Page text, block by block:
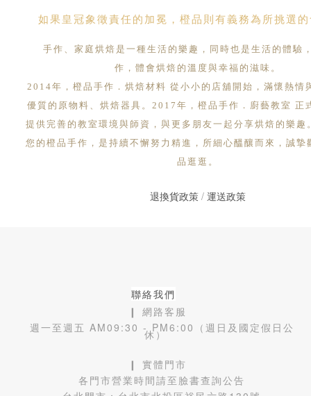
如果皇冠象徵責任的加冕，橙品則有義務為所挑選
手作、家庭烘焙是一種生活的樂趣，同時也是生活的體驗
作，體會烘焙的溫度與幸福的滋味。
2014年，橙品手作．烘焙材料 從小小的店舖開始，滿懷熱情
優質的原物料、烘焙器具。2017年，橙品手作．廚藝教室 正
提供完善的教室環境與師資，與更多朋友一起分享烘焙的樂趣
您的橙品手作，是持續不懈努力精進，所細心醞釀而來，誠摯
品逛逛。
退換貨政策/ 運送政策
聯絡我們
❙ 網路客服
週一至週五 AM09:30 - PM6:00（週日及國定假日公
休）
❙ 實體門市
各門市營業時間請至臉書查詢公告